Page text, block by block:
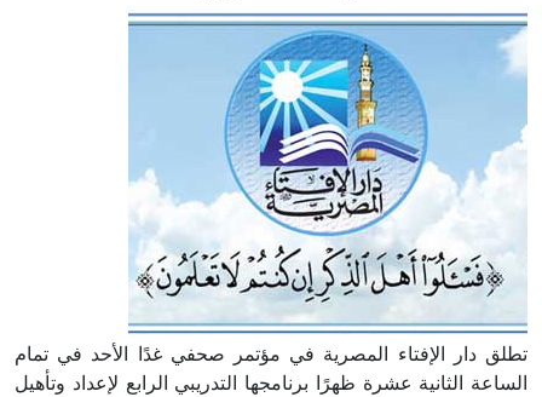
تطلق دار الإفتاء المصرية في مؤتمر صحفي غدًا الأحد في تمام
الساعة الثانية عشرة ظهرًا برنامجها التدريبي الرابع لإعداد وتأهيل